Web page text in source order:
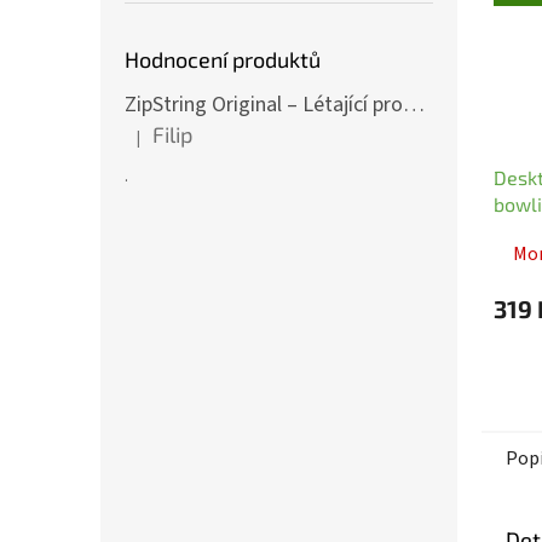
Hodnocení produktů
ZipString Original – Létající provázek pro nekonečné triky červený
Hodnocení produktu je 5 z 5 hvězdiček.
| Filip
.
319